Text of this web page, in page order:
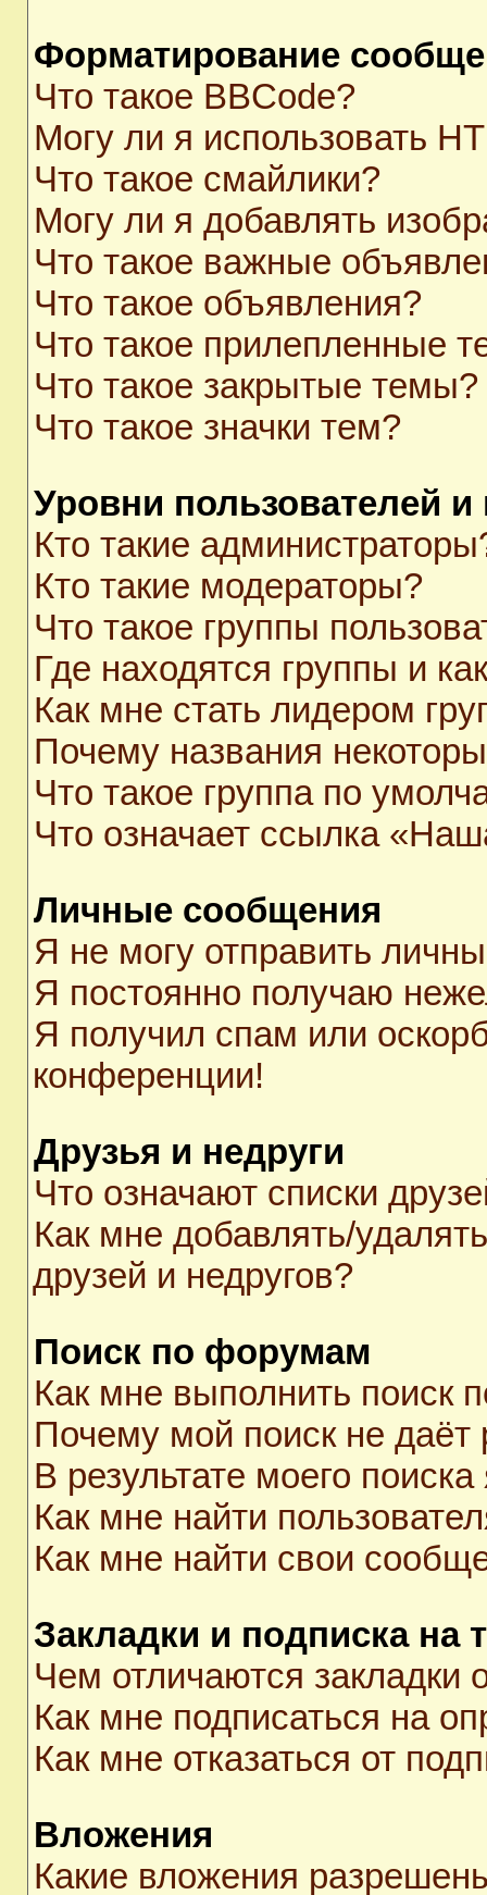
Форматирование
Что такое BBCode?
Могу ли я использовать
Что такое смайлики?
Могу ли я добавлять
Что такое важные
Что такое объявления?
Что такое прилепленные
Что такое закрытые темы?
Что такое значки тем?
Уровни пользователей и
Кто такие
Кто такие модераторы?
Что такое группы
Где находятся группы и
Как мне стать лидером
Почему названия
Что такое группа по
Что означает ссылка
Личные сообщения
Я не могу отправить
Я постоянно получаю
Я получил спам или
конференции!
Друзья и недруги
Что означают списки
Как мне добавлять/
друзей и недругов?
Поиск по форумам
Как мне выполнить
Почему мой поиск не даёт
В результате моего
Как мне найти
Как мне найти свои
Закладки и подписка на
Чем отличаются закладки
Как мне подписаться на
Как мне отказаться от
Вложения
Какие вложения